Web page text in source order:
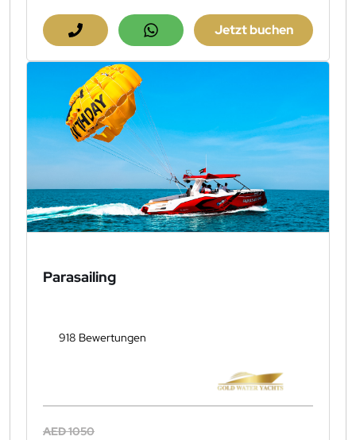
Jetzt buchen
Parasailing
918 Bewertungen
AED 1050